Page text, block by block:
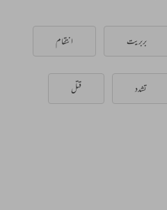
بربریت انتقام
تشدد قتل